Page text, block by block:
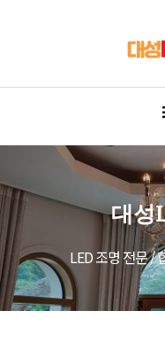
대성
LED 조명 전문 /